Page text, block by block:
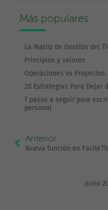
Más populares
La Matriz de Gestión del
Principios y valores
Operaciones vs Proyectos
20 Estrategias Para Dejar
7 pasos a seguir para
personal
Anterior
Nueva función en
Junio